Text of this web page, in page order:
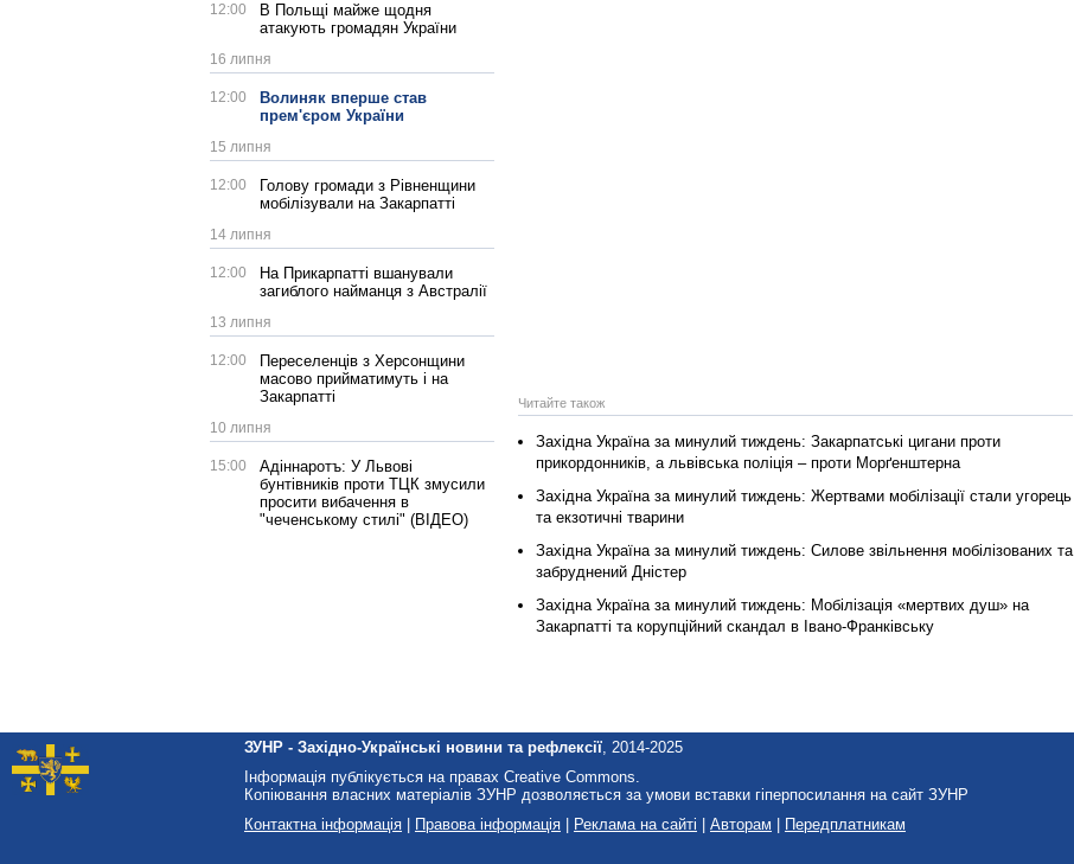
12:00
В Польщі майже щодня
атакують громадян України
16 липня
12:00
Волиняк вперше став
прем'єром України
15 липня
12:00
Голову громади з Рівненщини
мобілізували на Закарпатті
14 липня
12:00
На Прикарпатті вшанували
загиблого найманця з Австралії
13 липня
12:00
Переселенців з Херсонщини
масово прийматимуть і на
Закарпатті
10 липня
15:00
Адіннаротъ: У Львові
бунтівників проти ТЦК змусили
просити вибачення в
"чеченському стилі" (ВІДЕО)
Читайте також
Західна Україна за минулий тиждень: Закарпатські цигани проти
прикордонників, а львівська поліція – проти Морґенштерна
Західна Україна за минулий тиждень: Жертвами мобілізації стали угорець
та екзотичні тварини
Західна Україна за минулий тиждень: Силове звільнення мобілізованих та
забруднений Дністер
Західна Україна за минулий тиждень: Мобілізація «мертвих душ» на
Закарпатті та корупційний скандал в Івано-Франківську
ЗУНР - Західно-Українські новини та рефлексії, 2014-2025
Інформація публікується на правах Creative Commons.
Копіювання власних матеріалів ЗУНР дозволяється за умови вставки гіперпосилання на сайт ЗУНР
Контактна інформація
Правова інформація Реклама на сайті Авторам Передплатникам